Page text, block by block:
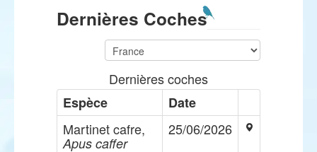
Dernières Coches
Dernières coches
Espèce
Date
Martinet cafre,
Apus caffer
25/06/2026